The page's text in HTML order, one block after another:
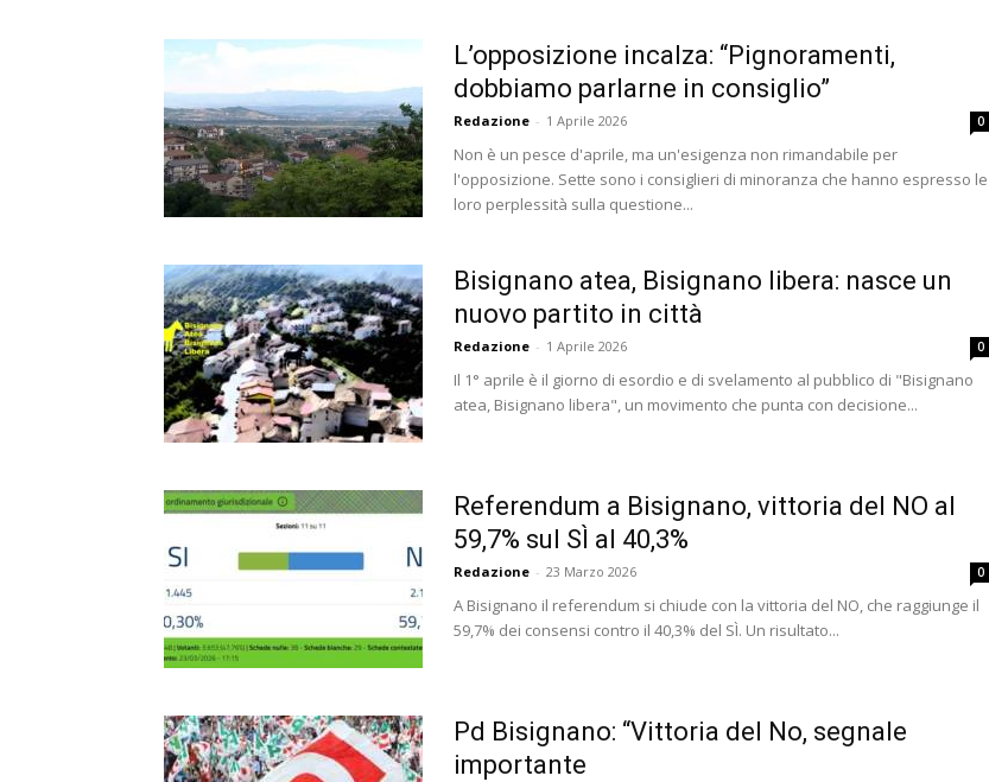
L’opposizione incalza: “Pignoramenti,
dobbiamo parlarne in consiglio”
Redazione - 1 Aprile 2026 0
Non è un pesce d'aprile, ma un'esigenza non rimandabile per
l'opposizione. Sette sono i consiglieri di minoranza che hanno espresso le
loro perplessità sulla questione...
Bisignano atea, Bisignano libera: nasce un
nuovo partito in città
Redazione - 1 Aprile 2026 0
Il 1° aprile è il giorno di esordio e di svelamento al pubblico di "Bisignano
atea, Bisignano libera", un movimento che punta con decisione...
Referendum a Bisignano, vittoria del NO al
59,7% sul SÌ al 40,3%
Redazione - 23 Marzo 2026 0
A Bisignano il referendum si chiude con la vittoria del NO, che raggiunge il
59,7% dei consensi contro il 40,3% del SÌ. Un risultato...
Pd Bisignano: “Vittoria del No, segnale
importante